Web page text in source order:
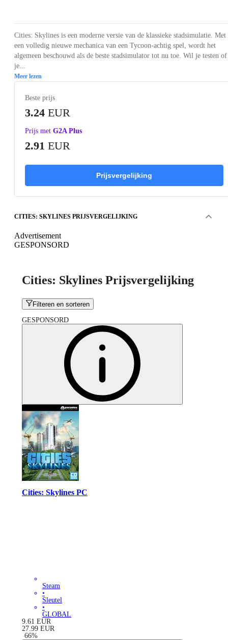
Cities: Skylines is een moderne versie van de klassieke stadsimulatie. Met
een volledig nieuwe mechanica van een Tycoon-achtig spel, wordt het
algemeen beschouwd als de beste stadsimulator tot nu toe. Wil je testen of
je...
Meer lezen
Beste prijs
3.24 EUR
Prijs met G2A Plus
2.91 EUR
Prijsvergelijking
CITIES: SKYLINES PRIJSVERGELIJKING
Advertisement
GESPONSORD
Cities: Skylines Prijsvergelijking
Filteren en sorteren
GESPONSORD
Cities: Skylines PC
Steam
•
Sleutel
•
GLOBAL
9.61 EUR
27.99 EUR
-66%